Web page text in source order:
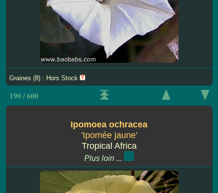
Graines (8) : Hors Stock
190 / 600
Ipomoea ochracea
'Ipomée jaune'
Tropical Africa
Plus loin ...